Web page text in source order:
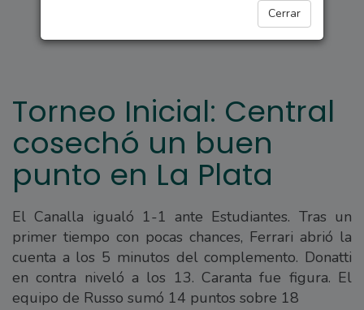
Cerrar
Torneo Inicial: Central
cosechó un buen
punto en La Plata
El Canalla igualó 1-1 ante Estudiantes. Tras un
primer tiempo con pocas chances, Ferrari abrió la
cuenta a los 5 minutos del complemento. Donatti
en contra niveló a los 13. Caranta fue figura. El
equipo de Russo sumó 14 puntos sobre 18